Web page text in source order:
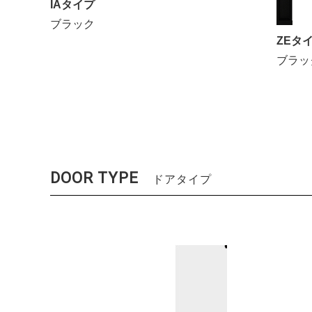
IAタイプ
ブラック
ZEタ
ブラ
DOOR TYPE ドアタイプ